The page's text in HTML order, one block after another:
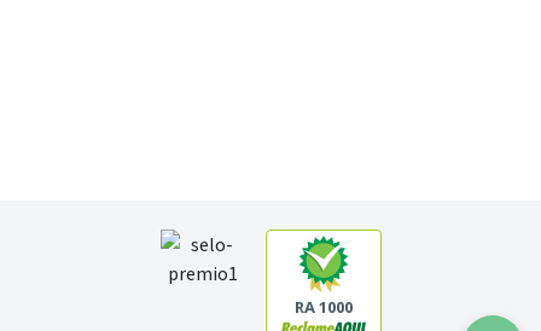
RA 1000